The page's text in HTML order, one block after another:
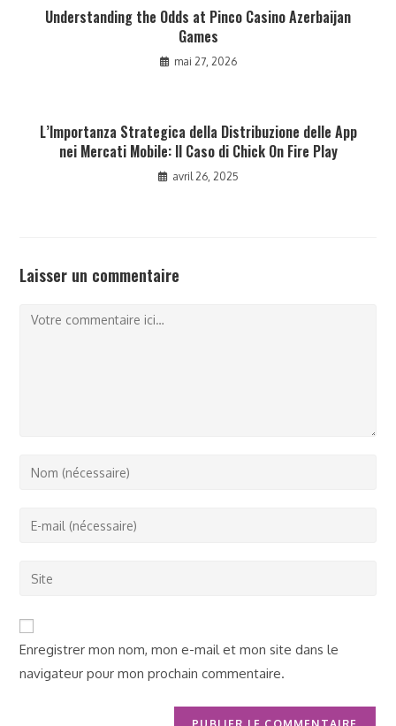
Understanding the Odds at Pinco Casino Azerbaijan
Games
mai 27, 2026
L’Importanza Strategica della Distribuzione delle App
nei Mercati Mobile: Il Caso di Chick On Fire Play
avril 26, 2025
Laisser un commentaire
Comment
Enter
or
Enter
address
Saisir
votre
site
(facultatif)
Enregistrer mon nom, mon e-mail et mon site dans le
navigateur pour mon prochain commentaire.